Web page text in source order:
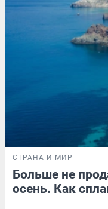
СТРАНА И МИР
Больше не
осень. Как